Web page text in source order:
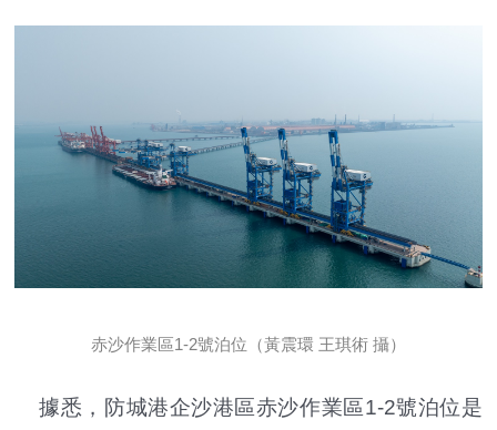
赤沙作業區1-2號泊位（黃震環 王琪術 攝）
據悉，防城港企沙港區赤沙作業區1-2號泊位是